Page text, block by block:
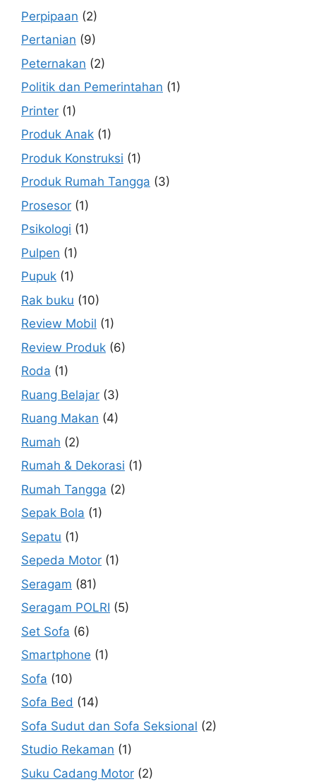
Perpipaan (2)
Pertanian (9)
Peternakan (2)
Politik dan Pemerintahan (1)
Printer (1)
Produk Anak (1)
Produk Konstruksi (1)
Produk Rumah Tangga (3)
Prosesor (1)
Psikologi (1)
Pulpen (1)
Pupuk (1)
Rak buku (10)
Review Mobil (1)
Review Produk (6)
Roda (1)
Ruang Belajar (3)
Ruang Makan (4)
Rumah (2)
Rumah & Dekorasi (1)
Rumah Tangga (2)
Sepak Bola (1)
Sepatu (1)
Sepeda Motor (1)
Seragam (81)
Seragam POLRI (5)
Set Sofa (6)
Smartphone (1)
Sofa (10)
Sofa Bed (14)
Sofa Sudut dan Sofa Seksional (2)
Studio Rekaman (1)
Suku Cadang Motor (2)